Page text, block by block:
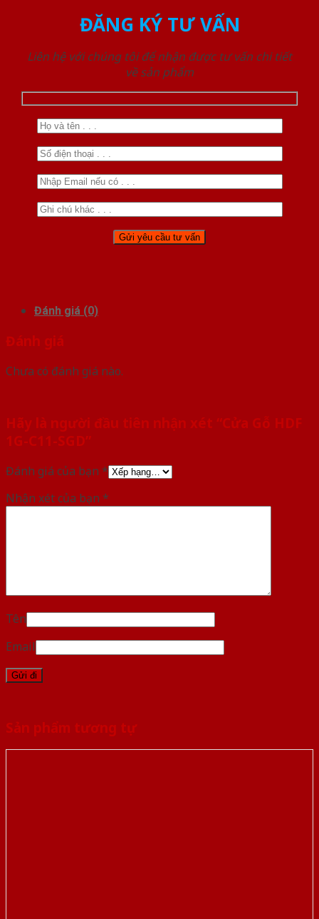
ĐĂNG KÝ TƯ VẤN
Liên hệ với chúng tôi để nhận được tư vấn chi tiết
về sản phẩm
Đánh giá (0)
Đánh giá
Chưa có đánh giá nào.
Hãy là người đầu tiên nhận xét “Cửa Gỗ HDF
1G-C11-SGD”
Đánh giá của bạn *
Nhận xét của bạn *
Tên
Email
Sản phẩm tương tự